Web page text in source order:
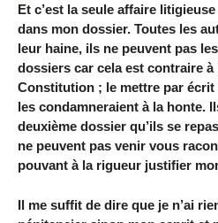
Et c’est la seule affaire
dans mon dossier. Toutes les
leur haine, ils ne peuvent pas
dossiers car cela est contraire à
Constitution ; le mettre par écrit
les condamneraient à la honte.
deuxième dossier qu’ils se
ne peuvent pas venir vous
pouvant à la rigueur justifier
Il me suffit de dire que je n’ai